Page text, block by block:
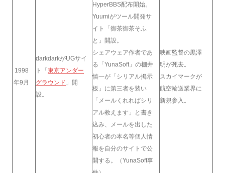
1998
年9月
darkdarkがUGサイ
ト「東京アンダー
グラウンド 」開
設。
HyperBBS配布開始。
Yuumiがツール開発サ
イト「御茶御茶そふ
と」開設。
シェアウェア作者であ
る「YunaSoft」の棚井
慎一が「シリアル掲示
板」に第三者を装い
「メールくれればシリ
アル教えます」と書き
込み、メールを出した
初心者の本名等個人情
報を自分のサイトで公
開する。（YunaSoft事
映画監督の黒澤
明が死去。
スカイマークが
航空輸送業界に
新規参入。